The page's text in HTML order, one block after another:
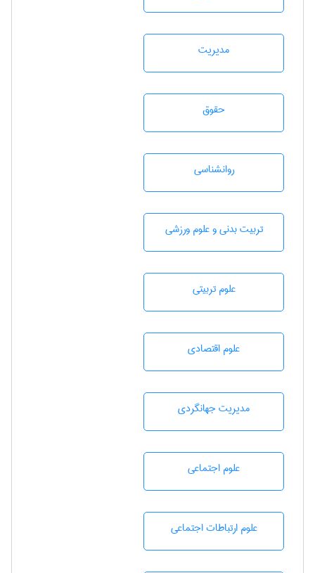
مديريت
حقوق
روانشناسی
تربيت بدنی و علوم ورزشی
علوم تربيتی
علوم اقتصادی
مديريت جهانگردی
علوم اجتماعی
علوم ارتباطات اجتماعی